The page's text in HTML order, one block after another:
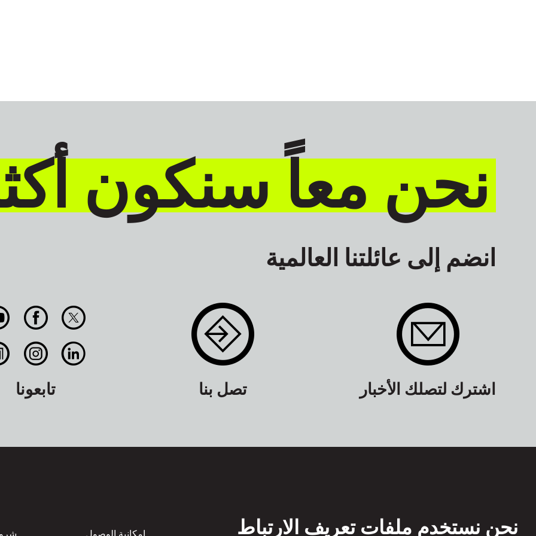
نحن معاً سنكون
انضم إلى عائلتنا العالمية
اشترك لتصلك الأخبار تصل بنا تابعونا
امكانية الوصول نحن نستخدم ملفات تعريف الارتباط